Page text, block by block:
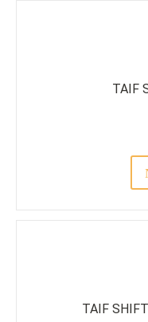
TAIF
TAIF